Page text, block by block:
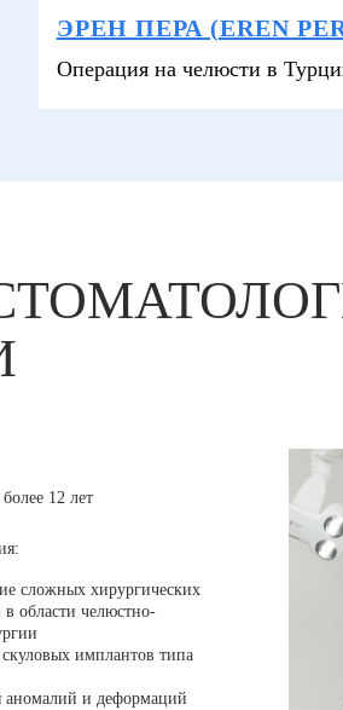
ЭРЕН ПЕРА (EREN
Операция на челюсти в
более 12 лет
сложных хирургических
в области челюстно-
скуловых имплантов типа
аномалий и деформаций